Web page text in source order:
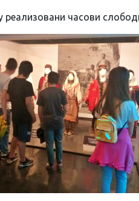
реализовани часови